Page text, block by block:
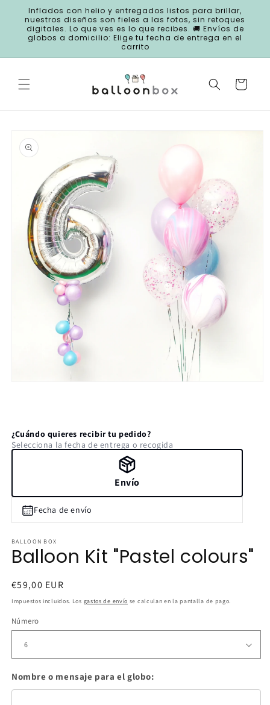
directamente
al contenido
Inflados con helio y entregados listos para brillar,
nuestros diseños son fieles a las fotos, sin retoques
digitales. Lo que ves es lo que recibes. 🚚 Envíos de
globos a domicilio: Elige tu fecha de entrega en el
carrito
Carrito
a la
información
una
ventana
modal
¿Cuándo quieres recibir tu pedido?
Selecciona la fecha de entrega o recogida
Envío
Fecha de envío
BALLOON BOX
Balloon Kit "Pastel colours"
Precio
habitual
€59,00 EUR
Impuestos incluidos. Los gastos de envío se calculan en la pantalla de pago.
Número
Nombre o mensaje para el globo: